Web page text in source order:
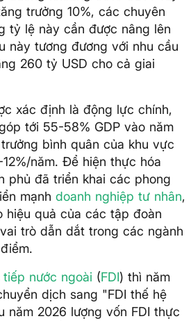
trưởng 10%, các chuyên
tỷ lệ này cần được nâng lên
này tương đương với nhu cầu
260 tỷ USD cho cả giai
xác định là động lực chính,
tới 55-58% GDP vào năm
bình quân của khu vực
năm. Để hiện thực hóa
phủ đã triển khai các phong
mạnh doanh nghiệp tư nhân,
hiệu quả của các tập đoàn
trò dẫn dắt trong các ngành
nước ngoài (FDI) thì năm
dịch sang "FDI thế hệ
năm 2026 lượng vốn FDI thực